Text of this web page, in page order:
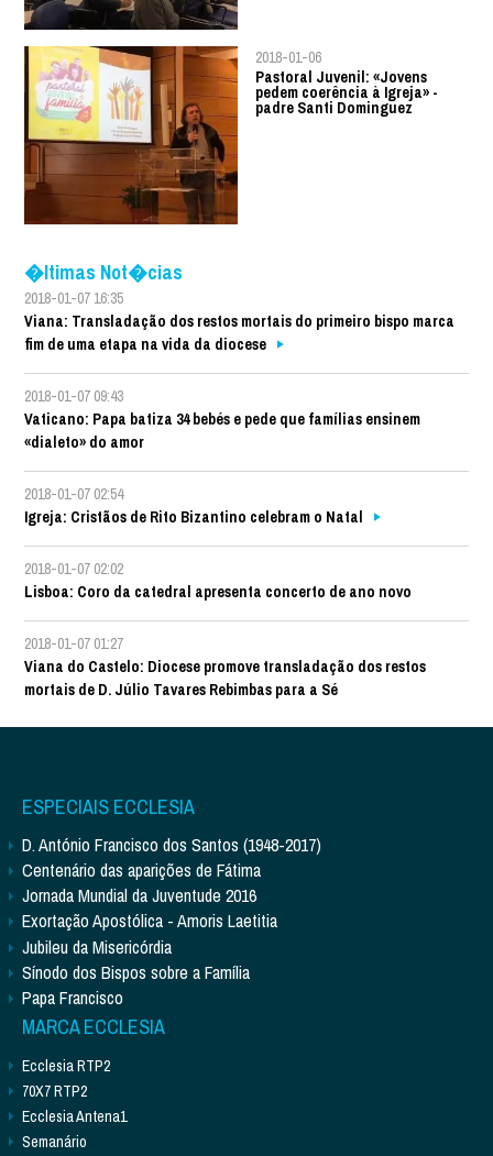
2018-01-06
Pastoral Juvenil: «Jovens
pedem coerência à Igreja» -
padre Santi Dominguez
�ltimas Not�cias
2018-01-07 16:35
Viana: Transladação dos restos mortais do primeiro bispo marca
fim de uma etapa na vida da diocese
2018-01-07 09:43
Vaticano: Papa batiza 34 bebés e pede que famílias ensinem
«dialeto» do amor
2018-01-07 02:54
Igreja: Cristãos de Rito Bizantino celebram o Natal
2018-01-07 02:02
Lisboa: Coro da catedral apresenta concerto de ano novo
2018-01-07 01:27
Viana do Castelo: Diocese promove transladação dos restos
mortais de D. Júlio Tavares Rebimbas para a Sé
ESPECIAIS ECCLESIA
D. António Francisco dos Santos (1948-2017)
Centenário das aparições de Fátima
Jornada Mundial da Juventude 2016
Exortação Apostólica - Amoris Laetitia
Jubileu da Misericórdia
Sínodo dos Bispos sobre a Família
Papa Francisco
MARCA ECCLESIA
Ecclesia RTP2
70X7 RTP2
Ecclesia Antena1
Semanário